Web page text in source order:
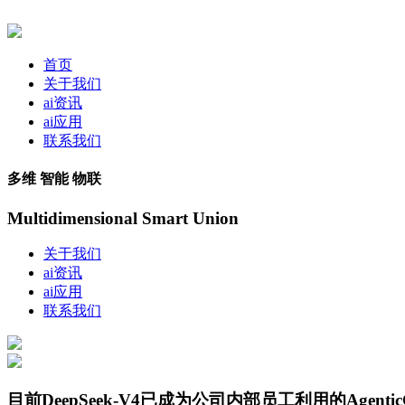
首页
关于我们
ai资讯
ai应用
联系我们
多维 智能 物联
Multidimensional Smart Union
关于我们
ai资讯
ai应用
联系我们
目前DeepSeek-V4已成为公司内部员工利用的